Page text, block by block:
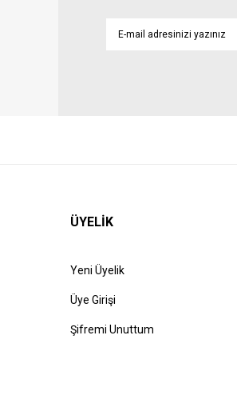
ÜYELİK
Yeni Üyelik
Üye Girişi
Şifremi Unuttum